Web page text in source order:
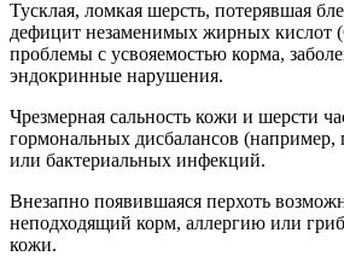
Тусклая, ломкая шерсть, потерявшая
дефицит незаменимых жирных кислот
проблемы с усвояемостью корма,
эндокринные нарушения.
Чрезмерная сальность кожи и шерсти
гормональных дисбалансов (например,
или бактериальных инфекций.
Внезапно появившаяся перхоть
неподходящий корм, аллергию или
кожи.